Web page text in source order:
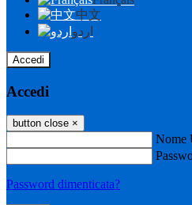
中文
اردو
Accedi
Accedi
button close ×
Nome
Password dimenticata?